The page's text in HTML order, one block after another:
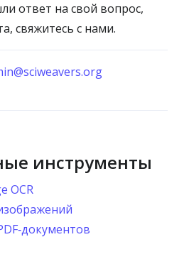
ответ на свой вопрос,
свяжитесь с нами.
инструменты
OCR